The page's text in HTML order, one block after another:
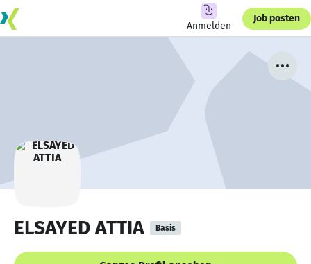
Anmelden
Job posten
ELSAYED ATTIA Basis